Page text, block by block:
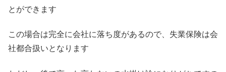
とができます
この場合は完全に会社に落ち度があるので、失業保険は会
社都合扱いとなります